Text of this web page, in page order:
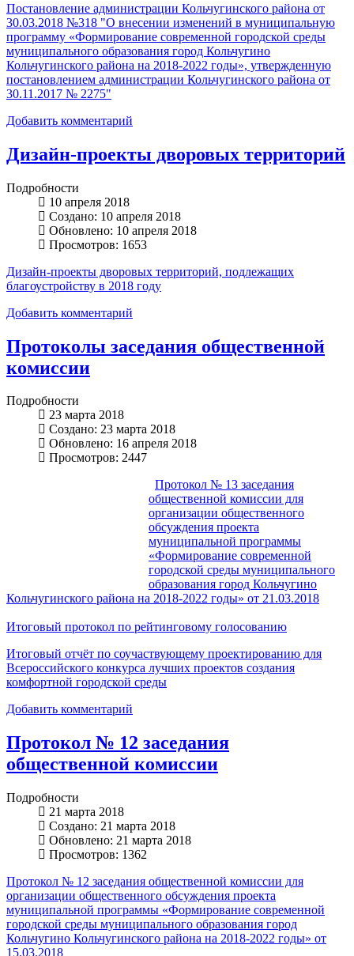
Постановление администрации Кольчугинского района от
30.03.2018 №318 "О внесении изменений в муниципальную
программу «Формирование современной городской среды
муниципального образования город Кольчугино
Кольчугинского района на 2018-2022 годы», утвержденную
постановлением администрации Кольчугинского района от
30.11.2017 № 2275"
Добавить комментарий
Дизайн-проекты дворовых территорий
Подробности
10 апреля 2018
Создано: 10 апреля 2018
Обновлено: 10 апреля 2018
Просмотров: 1653
Дизайн-проекты дворовых территорий, подлежащих
благоустройству в 2018 году
Добавить комментарий
Протоколы заседания общественной
комиссии
Подробности
23 марта 2018
Создано: 23 марта 2018
Обновлено: 16 апреля 2018
Просмотров: 2447
Протокол № 13 заседания
общественной комиссии для
организации общественного
обсуждения проекта
муниципальной программы
«Формирование современной
городской среды муниципального
образования город Кольчугино
Кольчугинского района на 2018-2022 годы» от 21.03.2018
Итоговый протокол по рейтинговому голосованию
Итоговый отчёт по соучаствующему проектированию для
Всероссийского конкурса лучших проектов создания
комфортной городской среды
Добавить комментарий
Протокол № 12 заседания
общественной комиссии
Подробности
21 марта 2018
Создано: 21 марта 2018
Обновлено: 21 марта 2018
Просмотров: 1362
Протокол № 12 заседания общественной комиссии для
организации общественного обсуждения проекта
муниципальной программы «Формирование современной
городской среды муниципального образования город
Кольчугино Кольчугинского района на 2018-2022 годы» от
15.03.2018